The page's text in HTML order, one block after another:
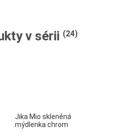
v sérii (24)
Jika Mio skleněná
mýdlenka chrom